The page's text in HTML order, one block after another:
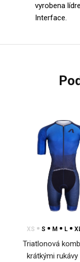
vyrobena
Interface.
XS S M L
Triatlonová
krátkými rukávy